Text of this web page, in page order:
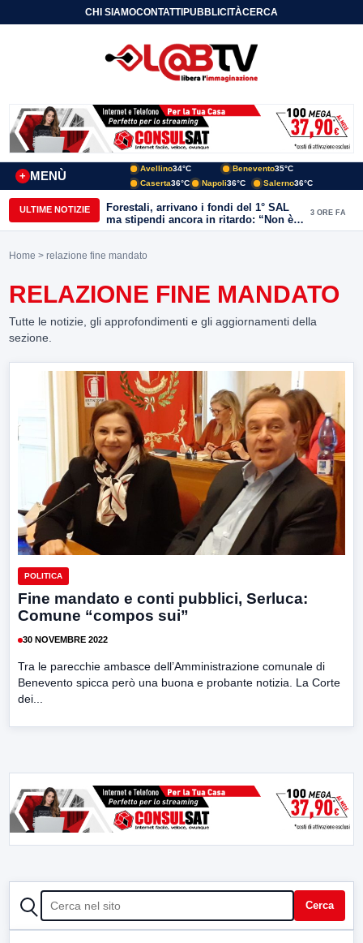
CHI SIAMOCONTATTIPUBBLICITÀCERCA
MENÙ
+
Avellino34°C Benevento35°C
Caserta36°C Napoli36°C Salerno36°C
ULTIME NOTIZIE
Forestali, arrivano i fondi del 1° SAL
ma stipendi ancora in ritardo: “Non è
più sostenibile”
3 ORE FA
Home > relazione fine mandato
RELAZIONE FINE MANDATO
Tutte le notizie, gli approfondimenti e gli aggiornamenti della
sezione.
POLITICA
Fine mandato e conti pubblici, Serluca:
Comune “compos sui”
30 NOVEMBRE 2022
Tra le parecchie ambasce dell’Amministrazione comunale di
Benevento spicca però una buona e probante notizia. La Corte
dei...
CERCA Cerca